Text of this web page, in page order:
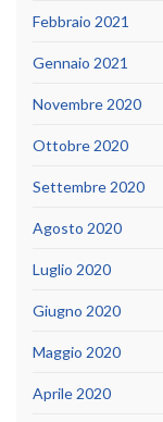
Febbraio 2021
Gennaio 2021
Novembre 2020
Ottobre 2020
Settembre 2020
Agosto 2020
Luglio 2020
Giugno 2020
Maggio 2020
Aprile 2020